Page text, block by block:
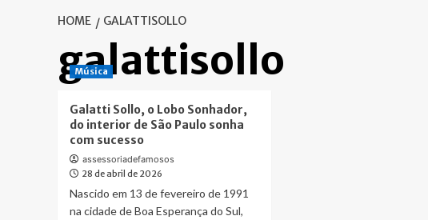
HOME GALATTISOLLO
galattisollo
Música
Galatti Sollo, o Lobo Sonhador,
do interior de São Paulo sonha
com sucesso
assessoriadefamosos
28 de abril de 2026
Nascido em 13 de fevereiro de 1991
na cidade de Boa Esperança do Sul,